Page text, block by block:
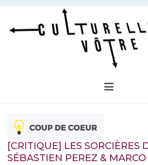
Aller
contenu
[CRITIQUE] LES SORCIÈRES
SÉBASTIEN PEREZ &